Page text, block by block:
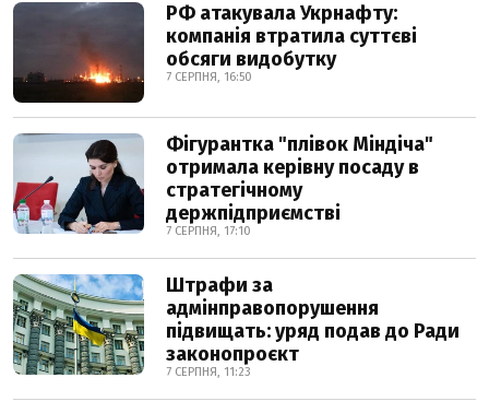
РФ атакувала Укрнафту:
компанія втратила суттєві
обсяги видобутку
7 СЕРПНЯ, 16:50
Фігурантка "плівок Міндіча"
отримала керівну посаду в
стратегічному
держпідприємстві
7 СЕРПНЯ, 17:10
Штрафи за
адмінправопорушення
підвищать: уряд подав до Ради
законопроєкт
7 СЕРПНЯ, 11:23